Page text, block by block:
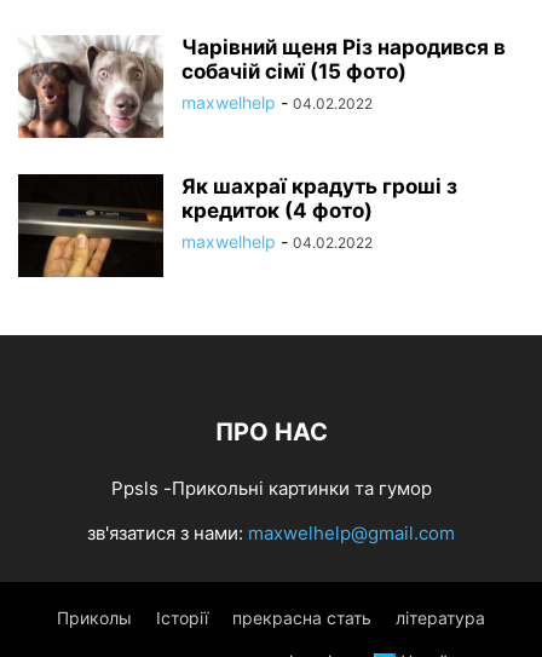
Чарівний щеня Різ народився в
собачій сімї (15 фото)
maxwelhelp - 04.02.2022
Як шахраї крадуть гроші з
кредиток (4 фото)
maxwelhelp - 04.02.2022
ПРО НАС
Ppsls -Прикольні картинки та гумор
зв'язатися з нами: maxwelhelp@gmail.com
Приколы Історії прекрасна стать література